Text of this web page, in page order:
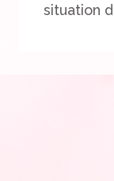
situation